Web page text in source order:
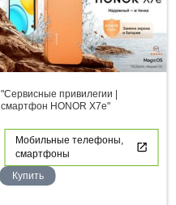
"Сервисные привилегии |
смартфон HONOR X7e"
Мобильные телефоны,
смартфоны
Купить